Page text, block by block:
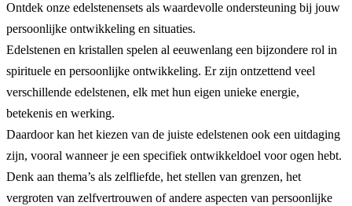
Ontdek onze edelstenensets als waardevolle ondersteuning bij jouw
persoonlijke ontwikkeling en situaties.
Edelstenen en kristallen spelen al eeuwenlang een bijzondere rol in
spirituele en persoonlijke ontwikkeling. Er zijn ontzettend veel
verschillende edelstenen, elk met hun eigen unieke energie,
betekenis en werking.
Daardoor kan het kiezen van de juiste edelstenen ook een uitdaging
zijn, vooral wanneer je een specifiek ontwikkeldoel voor ogen hebt.
Denk aan thema’s als zelfliefde, het stellen van grenzen, het
vergroten van zelfvertrouwen of andere aspecten van persoonlijke